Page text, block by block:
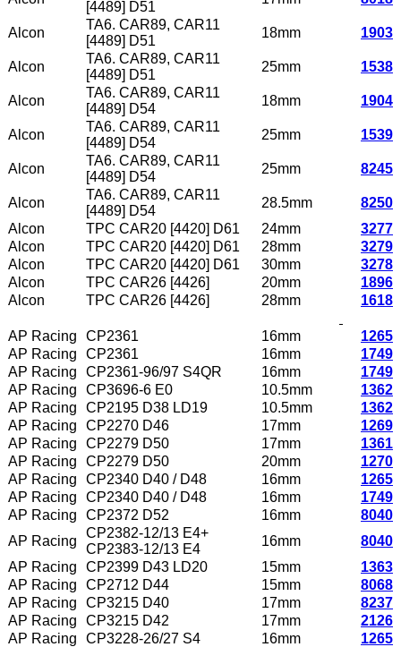
[4489] D51
Alcon
TA6. CAR89, CAR11
[4489] D51
18mm 1903
Alcon
TA6. CAR89, CAR11
[4489] D51
25mm 1538
Alcon
TA6. CAR89, CAR11
[4489] D54
18mm 1904
Alcon
TA6. CAR89, CAR11
[4489] D54
25mm 1539
Alcon
TA6. CAR89, CAR11
[4489] D54
25mm 8245
Alcon
TA6. CAR89, CAR11
[4489] D54
28.5mm
8250
Alcon
TPC CAR20 [4420] D61 24mm
3277
Alcon
TPC CAR20 [4420] D61 28mm
3279
Alcon
TPC CAR20 [4420] D61 30mm
3278
Alcon
TPC CAR26 [4426] 20mm
1896
Alcon
TPC CAR26 [4426] 28mm 1618
AP Racing CP2361 16mm
1265
AP Racing
CP2361 16mm
1749
AP Racing
CP2361-96/97 S4QR 16mm
1749
AP Racing
CP3696-6 E0 10.5mm
1362
AP Racing
CP2195 D38 LD19 10.5mm
1362
AP Racing
CP2270 D46 17mm
1269
AP Racing
CP2279 D50 17mm
1361
AP Racing
CP2279 D50 20mm
1270
AP Racing
CP2340 D40 / D48 16mm
1265
AP Racing
CP2340 D40 / D48 16mm
1749
AP Racing
CP2372 D52 16mm
8040
AP Racing
CP2382-12/13 E4+
CP2383-12/13 E4
16mm
8040
AP Racing
CP2399 D43 LD20 15mm
1363
AP Racing
CP2712 D44 15mm
8068
AP Racing
CP3215 D40 17mm
8237
AP Racing
CP3215 D42 17mm
2126
AP Racing
CP3228-26/27 S4 16mm
1265